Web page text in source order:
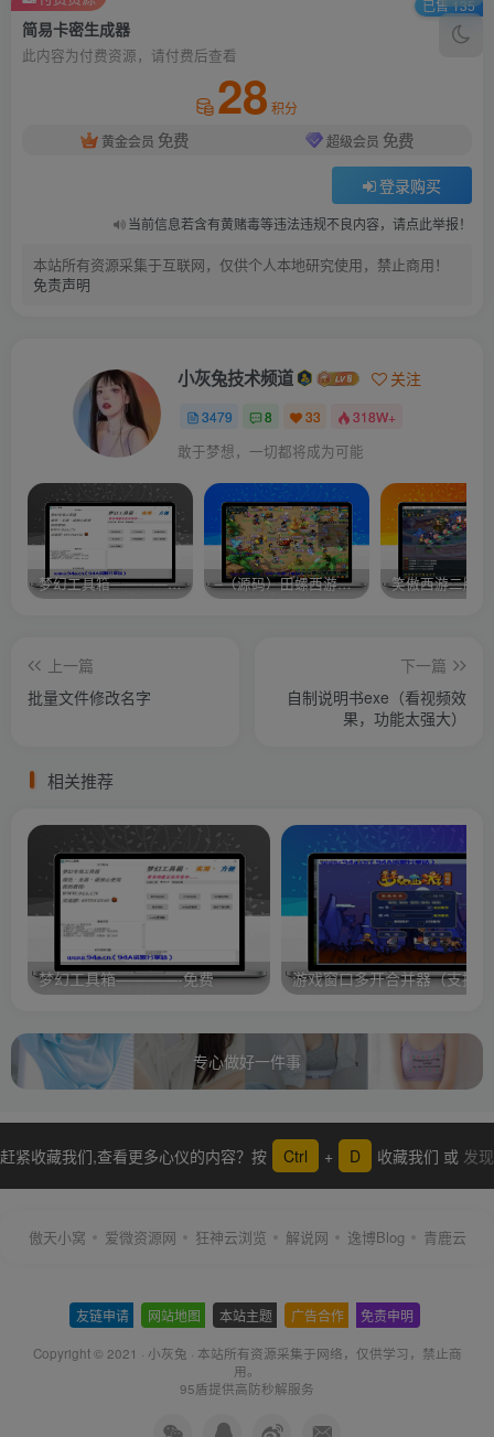
简易卡密生成器
此内容为付费资源，请付费后查看
28 积分
黄金会员 免费 超级会员 免费
登录购买
当前信息若含有黄赌毒等违法违规不良内容，请点此举报！
本站所有资源采集于互联网，仅供个人本地研究使用，禁止商用！
免责声明
已售 135
小灰兔技术频道 关注
3479 8 33 318W+
敢于梦想，一切都将成为可能
梦幻工具箱————-免费 –（源码）田螺西游9.0 假人摆摊18门派飞升渡劫化圣助战最新BB谛听…. 笑傲西游二版-
上一篇
批量文件修改名字
下一篇
自制说明书exe（看视频效
果，功能太强大）
相关推荐
梦幻工具箱————-免费
专心做好一件事
赶紧收藏我们,查看更多心仪的内容？按 Ctrl + D 收藏我们 或 发现
傲天小窝 爱微资源网 狂神云浏览 解说网 逸博Blog 青鹿云
友链申请 网站地图 本站主题 广告合作 免责申明
Copyright © 2021 · 小灰兔 · 本站所有资源采集于网络，仅供学习，禁止商
用。
95盾提供高防秒解服务